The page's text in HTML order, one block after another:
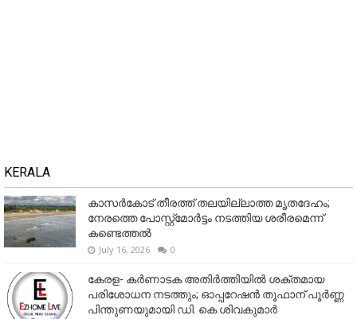
KERALA
കാസർകോട് തീരത്ത് തലയില്ലാത്ത മൃതദേഹം;
നേരത്തെ പോസ്റ്റ്‌മോർട്ടം നടത്തിയ ശരീരമെന്ന്
കണ്ടെത്തൽ
July 16, 2026 0
കേരള- കർണാടക അതിർത്തിയിൽ ശക്തമായ
പരിശോധന നടത്തും; ഓപ്പറേഷൻ തൂഫാന് പൂർണ്ണ
പിന്തുണയുമായി ഡി. കെ ശിവകുമാർ